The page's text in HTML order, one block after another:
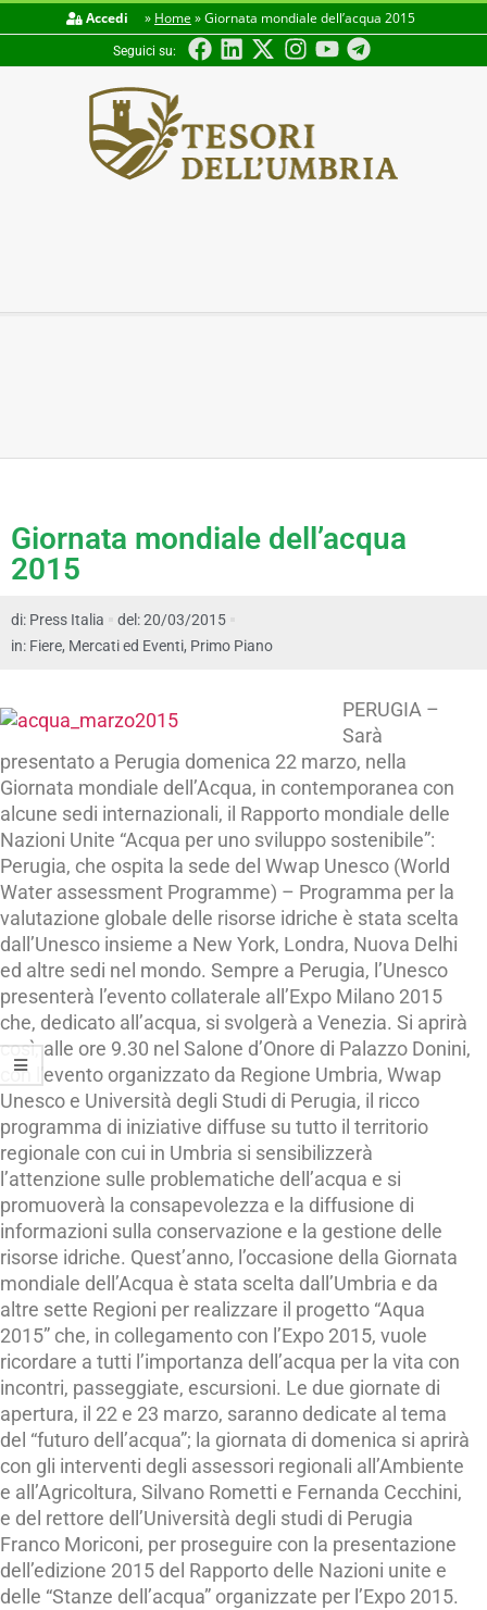
Accedi » Home »Giornata mondiale dell’acqua 2015
Seguici su:
Giornata mondiale dell’acqua
2015
di: Press Italia
del: 20/03/2015
in: Fiere, Mercati ed Eventi, Primo Piano
PERUGIA –
Sarà
presentato a Perugia domenica 22 marzo, nella
Giornata mondiale dell’Acqua, in contemporanea con
alcune sedi internazionali, il Rapporto mondiale delle
Nazioni Unite “Acqua per uno sviluppo sostenibile”:
Perugia, che ospita la sede del Wwap Unesco (World
Water assessment Programme) – Programma per la
valutazione globale delle risorse idriche è stata scelta
dall’Unesco insieme a New York, Londra, Nuova Delhi
ed altre sedi nel mondo. Sempre a Perugia, l’Unesco
presenterà l’evento collaterale all’Expo Milano 2015
che, dedicato all’acqua, si svolgerà a Venezia. Si aprirà
così, alle ore 9.30 nel Salone d’Onore di Palazzo Donini,
con l’evento organizzato da Regione Umbria, Wwap
Unesco e Università degli Studi di Perugia, il ricco
programma di iniziative diffuse su tutto il territorio
regionale con cui in Umbria si sensibilizzerà
l’attenzione sulle problematiche dell’acqua e si
promuoverà la consapevolezza e la diffusione di
informazioni sulla conservazione e la gestione delle
risorse idriche. Quest’anno, l’occasione della Giornata
mondiale dell’Acqua è stata scelta dall’Umbria e da
altre sette Regioni per realizzare il progetto “Aqua
2015” che, in collegamento con l’Expo 2015, vuole
ricordare a tutti l’importanza dell’acqua per la vita con
incontri, passeggiate, escursioni. Le due giornate di
apertura, il 22 e 23 marzo, saranno dedicate al tema
del “futuro dell’acqua”; la giornata di domenica si aprirà
con gli interventi degli assessori regionali all’Ambiente
e all’Agricoltura, Silvano Rometti e Fernanda Cecchini,
e del rettore dell’Università degli studi di Perugia
Franco Moriconi, per proseguire con la presentazione
dell’edizione 2015 del Rapporto delle Nazioni unite e
delle “Stanze dell’acqua” organizzate per l’Expo 2015.